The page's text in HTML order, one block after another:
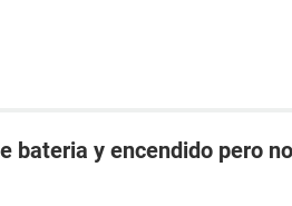
bateria y encendido pero no